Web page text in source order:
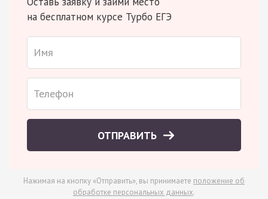
на бесплатном курсе Турбо ЕГЭ
ОТПРАВИТЬ
Нажимая на кнопку «Отправить», вы принимаете положение об
обработке персональных данных.